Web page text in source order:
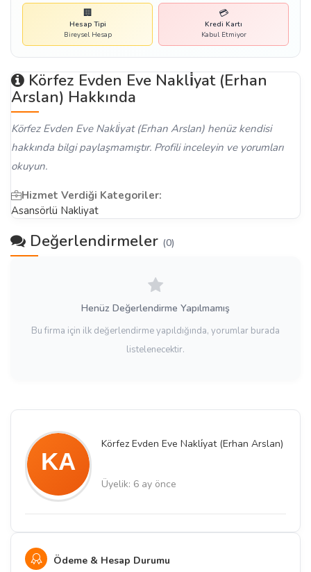
Körfez Evden Eve Nakli̇yat (Erhan Arslan)
Üyelik: 6 ay önce
Ödeme & Hesap Durumu
🏢
Hesap Tipi
Bireysel Hesap
💳
Kredi Kartı
Kabul Etmiyor
Körfez Evden Eve Nakli̇yat (Erhan
Arslan) Hakkında
Körfez Evden Eve Nakli̇yat (Erhan Arslan) henüz kendisi
hakkında bilgi paylaşmamıştır. Profili inceleyin ve yorumları
okuyun.
Hizmet Verdiği Kategoriler:
Asansörlü Nakliyat
Değerlendirmeler (0)
Henüz Değerlendirme Yapılmamış
Bu firma için ilk değerlendirme yapıldığında, yorumlar burada
listelenecektir.